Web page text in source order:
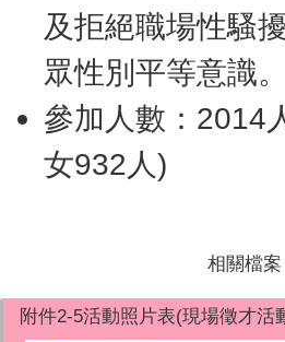
及拒絕職場性騷
眾性別平等意識。
參加人數：2014
女932人)
相關檔案
附件2-5活動照片表(現場徵才活